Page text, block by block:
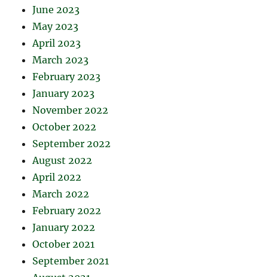
June 2023
May 2023
April 2023
March 2023
February 2023
January 2023
November 2022
October 2022
September 2022
August 2022
April 2022
March 2022
February 2022
January 2022
October 2021
September 2021